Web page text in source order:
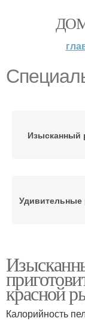
Изысканный
Удивительные
Быстрые
красной
Калорийность